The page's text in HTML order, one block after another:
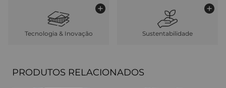
Tecnologia & Inovação Sustentabilidade
PRODUTOS RELACIONADOS